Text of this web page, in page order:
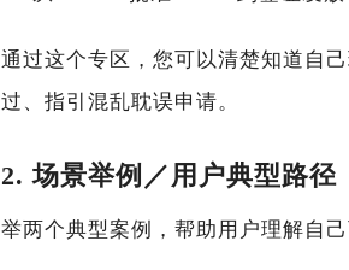
通过这个专区，您可以清楚知道自
过、指引混乱耽误申请。
2. 场景举例／用户典型路径
举两个典型案例，帮助用户理解自